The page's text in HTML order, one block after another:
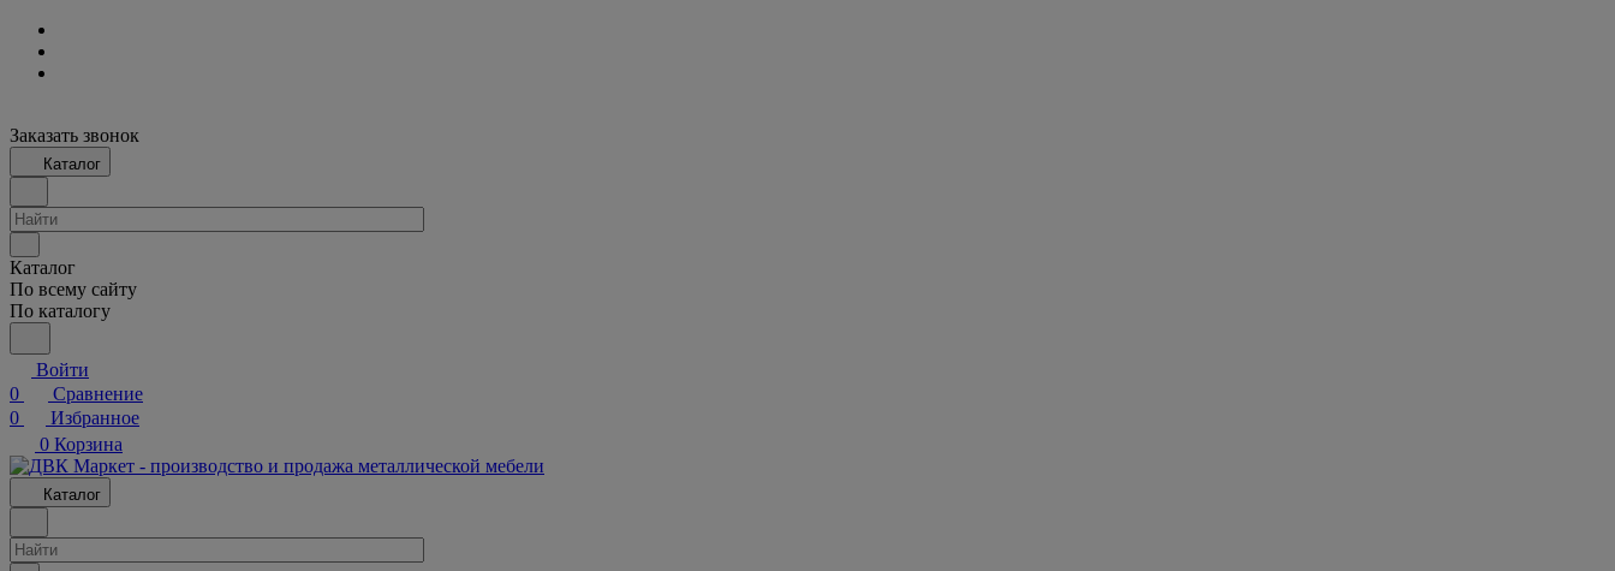
Заказать звонок
Каталог
Каталог
По всему сайту
По каталогу
Войти
0
Сравнение
0
Избранное
0 Корзина
Каталог